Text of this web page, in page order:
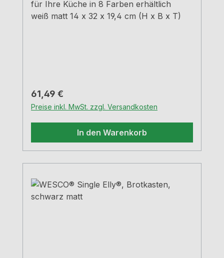
für Ihre Küche in 8 Farben erhältlich
weiß matt 14 x 32 x 19,4 cm (H x B x T)
Regulärer Preis:
61,49 €
Preise inkl. MwSt. zzgl. Versandkosten
In den Warenkorb